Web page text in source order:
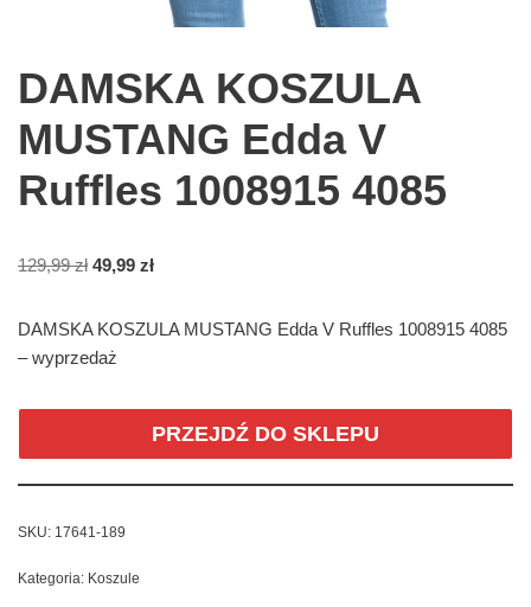
DAMSKA KOSZULA
MUSTANG Edda V
Ruffles 1008915 4085
129,99zł 49,99 zł
DAMSKA KOSZULA MUSTANG Edda V Ruffles 1008915 4085
– wyprzedaż
PRZEJDŹ DO SKLEPU
SKU: 17641-189
Kategoria: Koszule